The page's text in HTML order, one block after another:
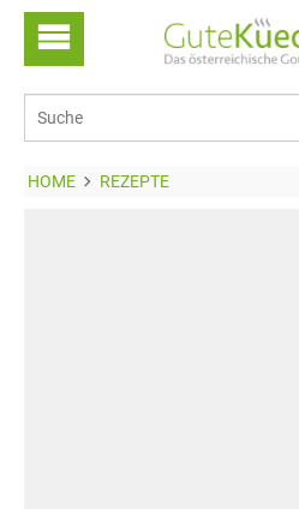
HOME REZEPTE